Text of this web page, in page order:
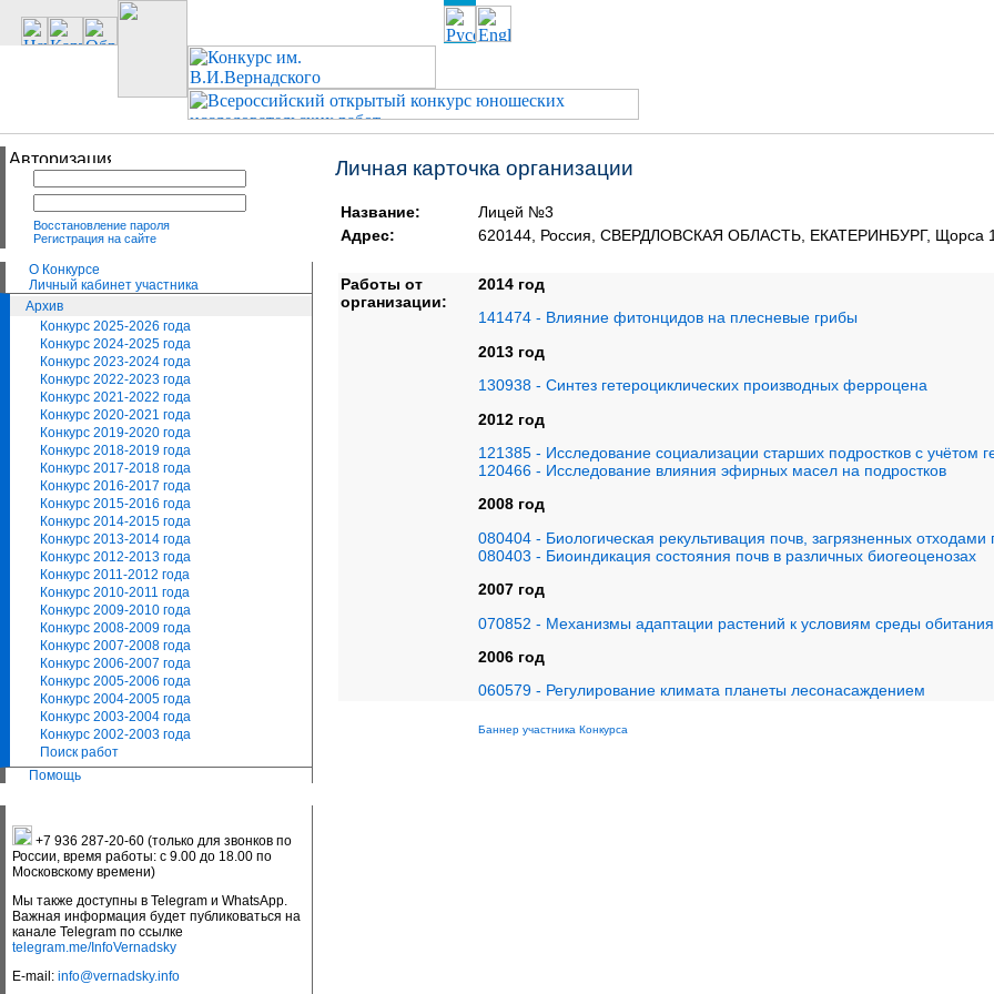
Восстановление пароля
Регистрация на сайте
О Конкурсе
Личный кабинет участника
Архив
Конкурс 2025-2026 года
Конкурс 2024-2025 года
Конкурс 2023-2024 года
Конкурс 2022-2023 года
Конкурс 2021-2022 года
Конкурс 2020-2021 года
Конкурс 2019-2020 года
Конкурс 2018-2019 года
Конкурс 2017-2018 года
Конкурс 2016-2017 года
Конкурс 2015-2016 года
Конкурс 2014-2015 года
Конкурс 2013-2014 года
Конкурс 2012-2013 года
Конкурс 2011-2012 года
Конкурс 2010-2011 года
Конкурс 2009-2010 года
Конкурс 2008-2009 года
Конкурс 2007-2008 года
Конкурс 2006-2007 года
Конкурс 2005-2006 года
Конкурс 2004-2005 года
Конкурс 2003-2004 года
Конкурс 2002-2003 года
Поиск работ
Помощь
+7 936 287-20-60 (только для звонков по
России, время работы: с 9.00 до 18.00 по
Московскому времени)
Мы также доступны в Telegram и WhatsApp.
Важная информация будет публиковаться на
канале Telegram по ссылке
telegram.me/InfoVernadsky
E-mail: info@vernadsky.info
Личная карточка организации
Название:
Лицей №3
Адрес:
620144, Россия, СВЕРДЛОВСКАЯ ОБЛАСТЬ, ЕКАТЕРИНБУРГ, Щорса
Работы от
организации:
2014 год
141474 - Влияние фитонцидов на плесневые грибы
2013 год
130938 - Синтез гетероциклических производных ферроцена
2012 год
121385 - Исследование социализации старших подростков с учётом
120466 - Исследование влияния эфирных масел на подростков
2008 год
080404 - Биологическая рекультивация почв, загрязненных отходами
080403 - Биоиндикация состояния почв в различных биогеоценозах
2007 год
070852 - Механизмы адаптации растений к условиям среды обитания
2006 год
060579 - Регулирование климата планеты лесонасаждением
Баннер участника Конкурса